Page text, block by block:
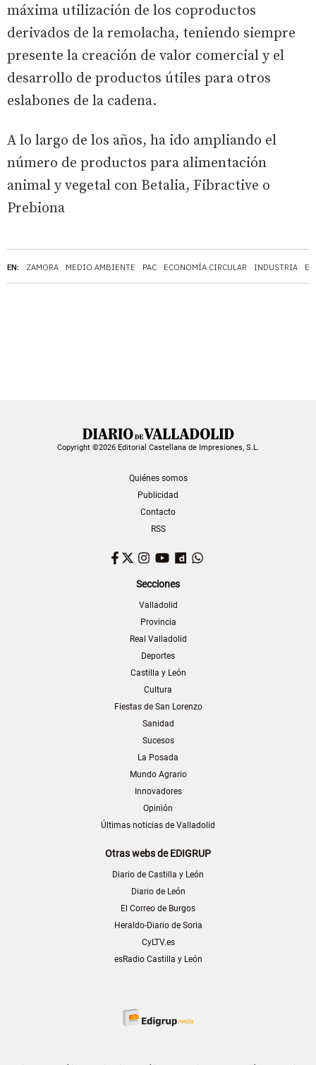
EN: ZAMORA MEDIO AMBIENTE PAC ECONOMÍA CIRCULAR INDUSTRIA
máxima utilización de los coproductos
derivados de la remolacha, teniendo siempre
presente la creación de valor comercial y el
desarrollo de productos útiles para otros
eslabones de la cadena.
A lo largo de los años, ha ido ampliando el
número de productos para alimentación
animal y vegetal con Betalia, Fibractive o
Prebiona
Copyright ©2026 Editorial Castellana de Impresiones, S.L.
Quiénes somos
Publicidad
Contacto
RSS
Facebook
TwitterInstagram
YouTubeDailymotion
Secciones
Valladolid
Provincia
Real Valladolid
Deportes
Castilla y León
Cultura
Fiestas de San Lorenzo
Sanidad
Sucesos
La Posada
Mundo Agrario
Innovadores
Opinión
Últimas noticias de Valladolid
Otras webs de EDIGRUP
Diario de Castilla y León
Diario de León
El Correo de Burgos
Heraldo-Diario de Soria
CyLTV.es
esRadio Castilla y León